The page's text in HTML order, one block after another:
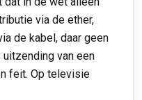
via de ether,
de kabel, daar geen
van een
feit. Op televisie